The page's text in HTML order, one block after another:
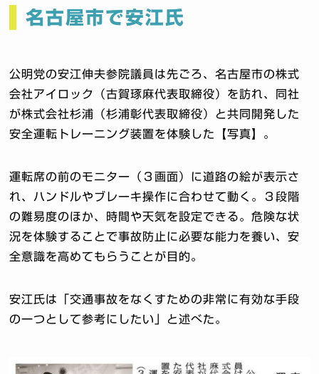
名古屋市で安江氏
公明党の安江伸夫参院議員は先ごろ、名古屋市の株式
会社アイロック（古賀琢麻代表取締役）を訪れ、 同社
が株式会社杉浦（杉浦彰代表取締役） と共同開発した
安全運転トレーニング装置を体験した【写真】。
運転席の前のモニター（３画面）に道路の絵が表示さ
れ、 ハンドルやブレーキ操作に合わせて動く。３段階
の難易度のほか、 時間や天気を設定できる。危険な状
況を体験することで事故防止に必要な能力を養い、安
全意識を高めてもらうことが目的。
安江氏は「交通事故をなくすための非常に有効な手段
の一つとして参考にしたい」と述べた。